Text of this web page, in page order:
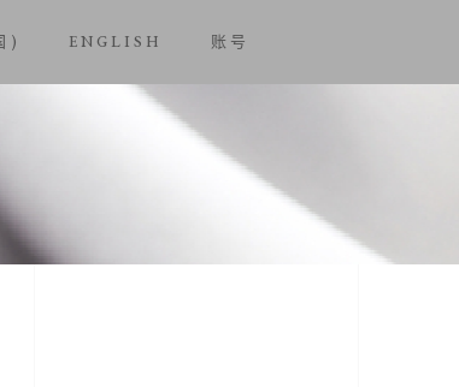
) ENGLISH 账号